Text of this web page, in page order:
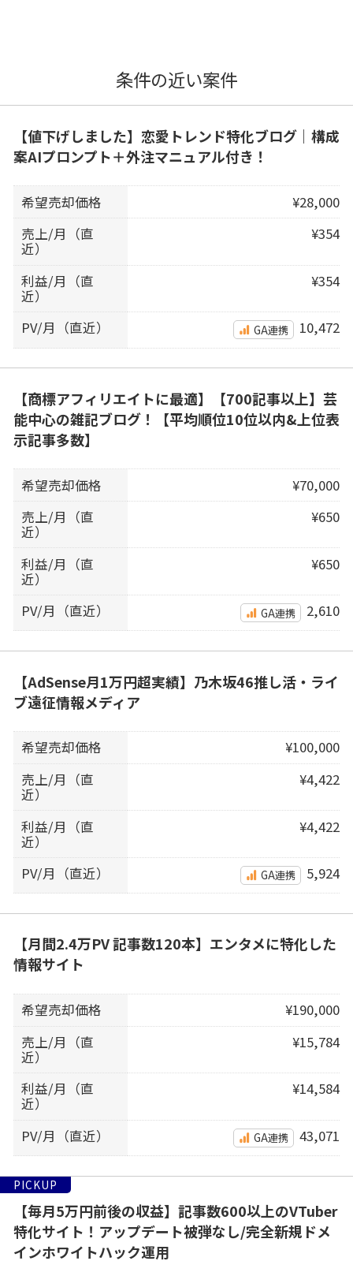
条件の近い案件
【値下げしました】恋愛トレンド特化ブログ｜構成
案AIプロンプト＋外注マニュアル付き！
希望売却価格
¥28,000
売上/月（直
近）
¥354
利益/月（直
近）
¥354
PV/月（直近） GA連携 10,472
【商標アフィリエイトに最適】【700記事以上】芸
能中心の雑記ブログ！【平均順位10位以内&上位表
示記事多数】
希望売却価格
¥70,000
売上/月（直
近）
¥650
利益/月（直
近）
¥650
PV/月（直近） GA連携 2,610
【AdSense月1万円超実績】乃木坂46推し活・ライ
ブ遠征情報メディア
希望売却価格
¥100,000
売上/月（直
近）
¥4,422
利益/月（直
近）
¥4,422
PV/月（直近） GA連携 5,924
【月間2.4万PV 記事数120本】エンタメに特化した
情報サイト
希望売却価格
¥190,000
売上/月（直
近）
¥15,784
利益/月（直
近）
¥14,584
PV/月（直近） GA連携 43,071
PICKUP
【毎月5万円前後の収益】記事数600以上のVTuber
特化サイト！アップデート被弾なし/完全新規ドメ
インホワイトハック運用